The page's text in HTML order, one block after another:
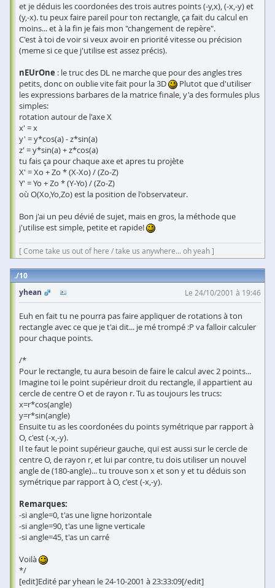
et je déduis les coordonées des trois autres points (-y,x), (-x,-y) et
(y,-x). tu peux faire pareil pour ton rectangle, ça fait du calcul en
moins... et à la fin je fais mon "changement de repère".
C'est à toi de voir si veux avoir en priorité vitesse ou précision
(meme si ce que j'utilise est assez précis).
nEUrOne : le truc des DL ne marche que pour des angles tres
petits, donc on oublie vite fait pour la 3D
Plutot que d'utiliser
les expressions barbares de la matrice finale, y'a des formules plus
simples:
rotation autour de l'axe X
x' = x
y' = y*cos(a) - z*sin(a)
z' = y*sin(a) + z*cos(a)
tu fais ça pour chaque axe et apres tu projète
X' = Xo + Zo * (X-Xo) / (Zo-Z)
Y' = Yo + Zo * (Y-Yo) / (Zo-Z)
où O(Xo,Yo,Zo) est la position de l'observateur.
Bon j'ai un peu dévié de sujet, mais en gros, la méthode que
j'utilise est simple, petite et rapide!
[ Come take us out of here / take us anywhere... oh yeah ]
10
yhean
Le 24/10/2001 à 19:46
Euh en fait tu ne pourra pas faire appliquer de rotations à ton
rectangle avec ce que je t'ai dit... je mé trompé :P va falloir calculer
pour chaque points.
/*
Pour le rectangle, tu aura besoin de faire le calcul avec 2 points...
Imagine toi le point supérieur droit du rectangle, il appartient au
cercle de centre O et de rayon r. Tu as toujours les trucs:
x=r*cos(angle)
y=r*sin(angle)
Ensuite tu as les coordonées du points symétrique par rapport à
O, c'est (-x,-y).
Il te faut le point supérieur gauche, qui est aussi sur le cercle de
centre O, de rayon r, et lui par contre, tu dois utiliser un nouvel
angle de (180-angle)... tu trouve son x et son y et tu déduis son
symétrique par rapport à O, c'est (-x,-y).
Remarques:
-si angle=0, t'as une ligne horizontale
-si angle=90, t'as une ligne verticale
-si angle=45, t'as un carré
Voilà
*/
[edit]Edité par yhean le 24-10-2001 à 23:33:09[/edit]